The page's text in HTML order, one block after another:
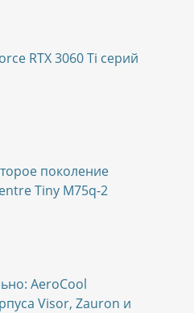
RTX 3060 Ti серий
поколение
Tiny M75q-2
AeroCool
Visor, Zauron и